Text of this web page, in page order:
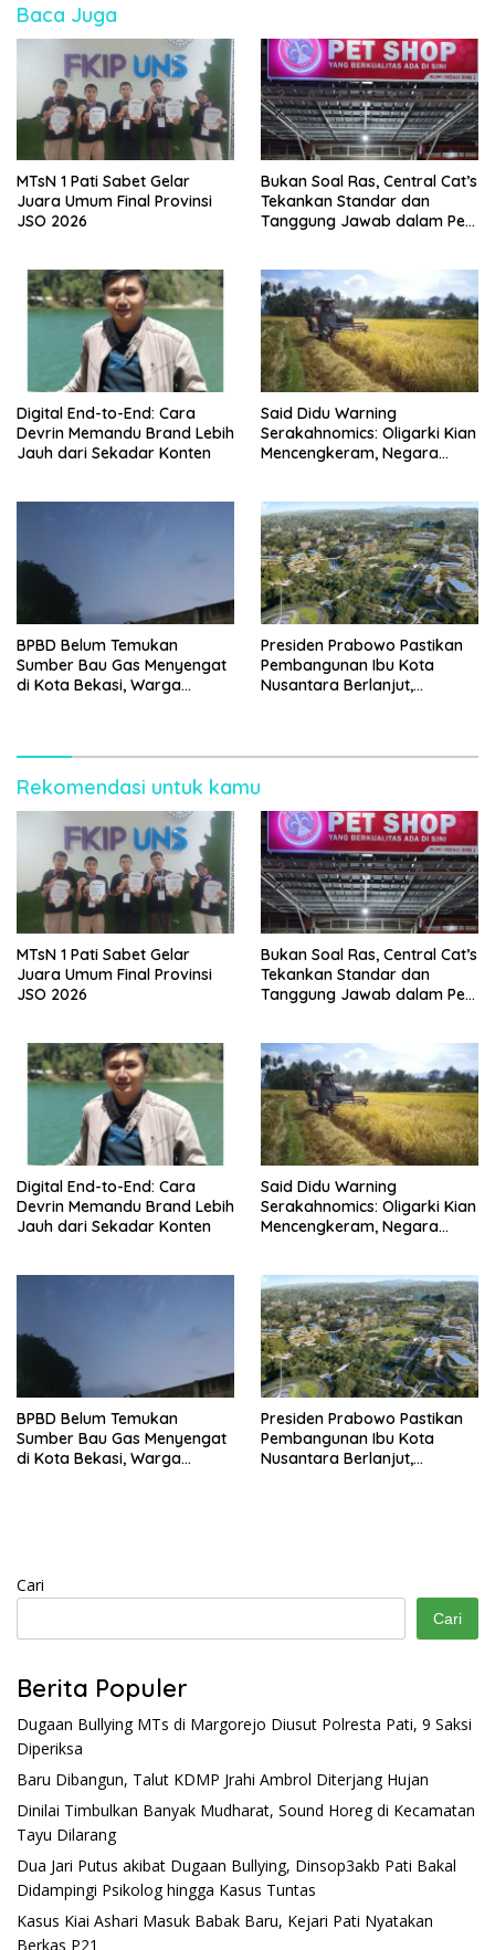
Baca Juga
MTsN 1 Pati Sabet Gelar
Juara Umum Final Provinsi
JSO 2026
Bukan Soal Ras, Central Cat’s
Tekankan Standar dan
Tanggung Jawab dalam Pet
Digital End-to-End: Cara
Devrin Memandu Brand Lebih
Jauh dari Sekadar Konten
Said Didu Warning
Serakahnomics: Oligarki Kian
Mencengkeram, Negara
BPBD Belum Temukan
Sumber Bau Gas Menyengat
di Kota Bekasi, Warga
Presiden Prabowo Pastikan
Pembangunan Ibu Kota
Nusantara Berlanjut,
Rekomendasi untuk kamu
MTsN 1 Pati Sabet Gelar
Juara Umum Final Provinsi
JSO 2026
Bukan Soal Ras, Central Cat’s
Tekankan Standar dan
Tanggung Jawab dalam Pet
Digital End-to-End: Cara
Devrin Memandu Brand Lebih
Jauh dari Sekadar Konten
Said Didu Warning
Serakahnomics: Oligarki Kian
Mencengkeram, Negara
BPBD Belum Temukan
Sumber Bau Gas Menyengat
di Kota Bekasi, Warga
Presiden Prabowo Pastikan
Pembangunan Ibu Kota
Nusantara Berlanjut,
Cari
Cari
Berita Populer
Dugaan Bullying MTs di Margorejo Diusut Polresta Pati, 9 Saksi
Diperiksa
Baru Dibangun, Talut KDMP Jrahi Ambrol Diterjang Hujan
Dinilai Timbulkan Banyak Mudharat, Sound Horeg di Kecamatan
Tayu Dilarang
Dua Jari Putus akibat Dugaan Bullying, Dinsop3akb Pati Bakal
Didampingi Psikolog hingga Kasus Tuntas
Kasus Kiai Ashari Masuk Babak Baru, Kejari Pati Nyatakan
Berkas P21